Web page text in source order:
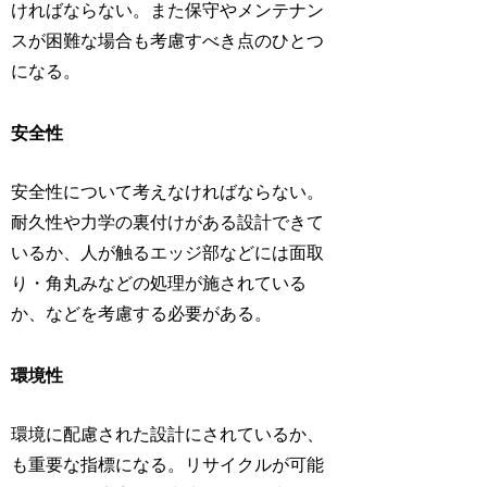
ければならない。また保守やメンテナン
スが困難な場合も考慮すべき点のひとつ
になる。
安全性
安全性について考えなければならない。
耐久性や力学の裏付けがある設計できて
いるか、人が触るエッジ部などには面取
り・角丸みなどの処理が施されている
か、などを考慮する必要がある。
環境性
環境に配慮された設計にされているか、
も重要な指標になる。リサイクルが可能